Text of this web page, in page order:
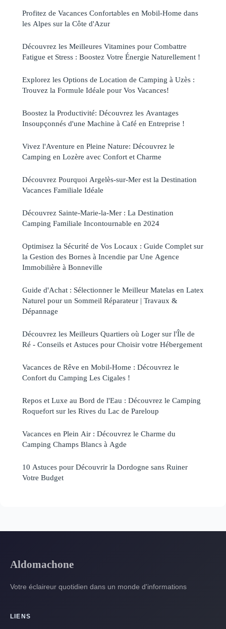
Profitez de Vacances Confortables en Mobil-Home dans
les Alpes sur la Côte d'Azur
Découvrez les Meilleures Vitamines pour Combattre
Fatigue et Stress : Boostez Votre Énergie Naturellement !
Explorez les Options de Location de Camping à Uzès :
Trouvez la Formule Idéale pour Vos Vacances!
Boostez la Productivité: Découvrez les Avantages
Insoupçonnés d'une Machine à Café en Entreprise !
Vivez l'Aventure en Pleine Nature: Découvrez le
Camping en Lozère avec Confort et Charme
Découvrez Pourquoi Argelès-sur-Mer est la Destination
Vacances Familiale Idéale
Découvrez Sainte-Marie-la-Mer : La Destination
Camping Familiale Incontournable en 2024
Optimisez la Sécurité de Vos Locaux : Guide Complet sur
la Gestion des Bornes à Incendie par Une Agence
Immobilière à Bonneville
Guide d'Achat : Sélectionner le Meilleur Matelas en Latex
Naturel pour un Sommeil Réparateur | Travaux &
Dépannage
Découvrez les Meilleurs Quartiers où Loger sur l'Île de
Ré - Conseils et Astuces pour Choisir votre Hébergement
Vacances de Rêve en Mobil-Home : Découvrez le
Confort du Camping Les Cigales !
Repos et Luxe au Bord de l'Eau : Découvrez le Camping
Roquefort sur les Rives du Lac de Pareloup
Vacances en Plein Air : Découvrez le Charme du
Camping Champs Blancs à Agde
10 Astuces pour Découvrir la Dordogne sans Ruiner
Votre Budget
Aldomachone
Votre éclaireur quotidien dans un monde d'informations
LIENS